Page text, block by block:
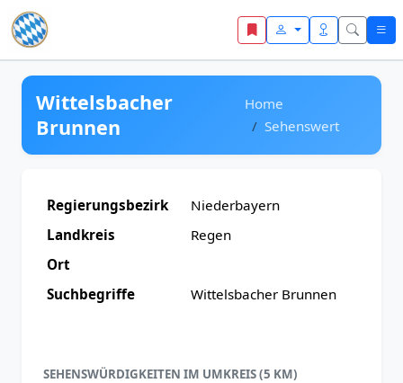
Zum Inhalt springen
Wittelsbacher
Brunnen
Home
Sehenswert
Regierungsbezirk
Niederbayern
Landkreis
Regen
Ort
Suchbegriffe
Wittelsbacher Brunnen
SEHENSWÜRDIGKEITEN IM UMKREIS (5 KM)